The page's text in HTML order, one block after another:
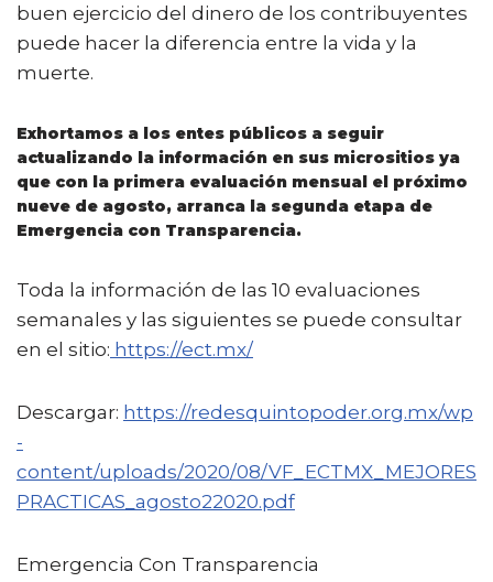
buen ejercicio del dinero de los contribuyentes
puede hacer la diferencia entre la vida y la
muerte.
Exhortamos a los entes públicos a seguir
actualizando la información en sus micrositios ya
que con la primera evaluación mensual el próximo
nueve de agosto, arranca la segunda etapa de
Emergencia con Transparencia.
Toda la información de las 10 evaluaciones
semanales y las siguientes se puede consultar
en el sitio: https://ect.mx/
Descargar: https://redesquintopoder.org.mx/wp
-
content/uploads/2020/08/VF_ECTMX_MEJORES
PRACTICAS_agosto22020.pdf
Emergencia Con Transparencia